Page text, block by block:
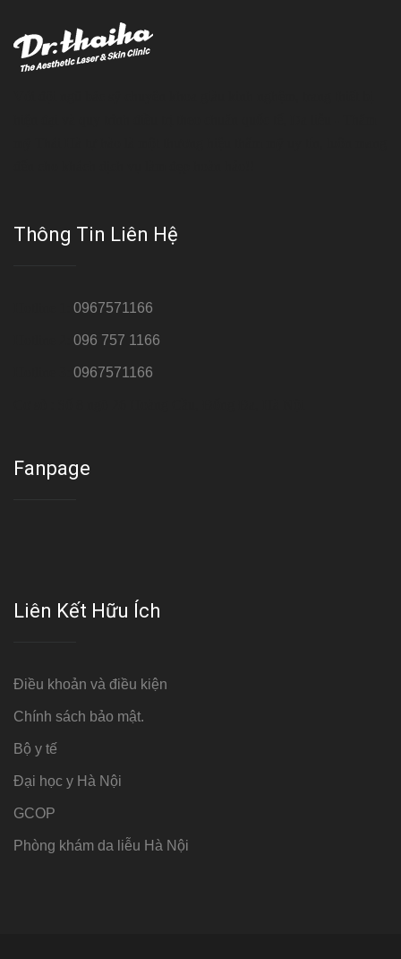
Thông Tin Liên Hệ
0967571166
096 757 1166
0967571166
Fanpage
Liên Kết Hữu Ích
Điều khoản và điều kiện
Chính sách bảo mật.
Bộ y tế
Đại học y Hà Nội
GCOP
Phòng khám da liễu Hà Nội